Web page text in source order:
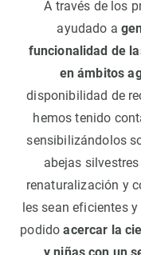
A través de los
ayudado a
funcionalidad de
en ámbitos
disponibilidad de
hemos tenido
sensibilizándolos
abejas
renaturalización y
les sean eficientes
podidoacercar la